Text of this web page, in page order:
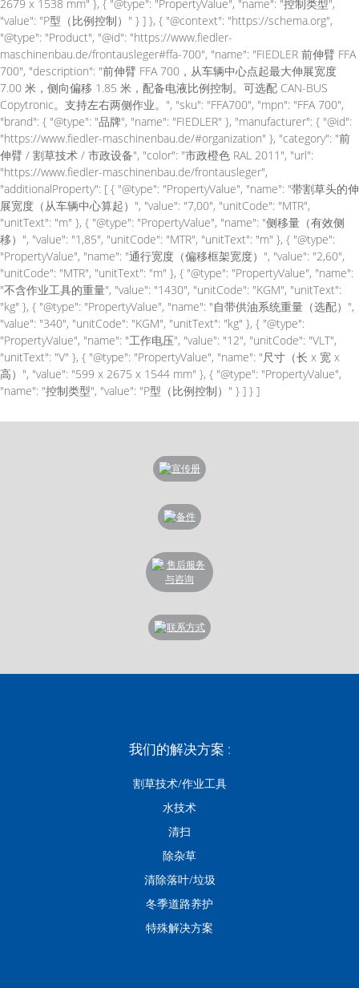
我们的解决方案 :
割草技术/作业工具
水技术
清扫
除杂草
清除落叶/垃圾
冬季道路养护
特殊解决方案